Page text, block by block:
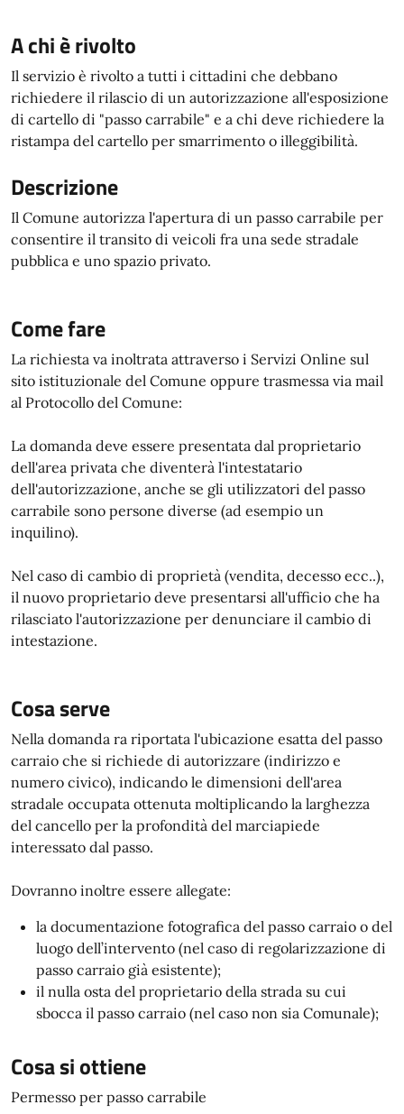
A chi è rivolto
Il servizio è rivolto a tutti i cittadini che debbano
richiedere il rilascio di un autorizzazione all'esposizione
di cartello di "passo carrabile" e a chi deve richiedere la
ristampa del cartello per smarrimento o illeggibilità.
Descrizione
Il Comune autorizza l'apertura di un passo carrabile per
consentire il transito di veicoli fra una sede stradale
pubblica e uno spazio privato.
Come fare
La richiesta va inoltrata attraverso i Servizi Online sul
sito istituzionale del Comune oppure trasmessa via mail
al Protocollo del Comune:
La domanda deve essere presentata dal proprietario
dell'area privata che diventerà l'intestatario
dell'autorizzazione, anche se gli utilizzatori del passo
carrabile sono persone diverse (ad esempio un
inquilino).
Nel caso di cambio di proprietà (vendita, decesso ecc..),
il nuovo proprietario deve presentarsi all'ufficio che ha
rilasciato l'autorizzazione per denunciare il cambio di
intestazione.
Cosa serve
Nella domanda ra riportata l'ubicazione esatta del passo
carraio che si richiede di autorizzare (indirizzo e
numero civico), indicando le dimensioni dell'area
stradale occupata ottenuta moltiplicando la larghezza
del cancello per la profondità del marciapiede
interessato dal passo.
Dovranno inoltre essere allegate:
la documentazione fotografica del passo carraio o del
luogo dell’intervento (nel caso di regolarizzazione di
passo carraio già esistente);
il nulla osta del proprietario della strada su cui
sbocca il passo carraio (nel caso non sia Comunale);
Cosa si ottiene
Permesso per passo carrabile